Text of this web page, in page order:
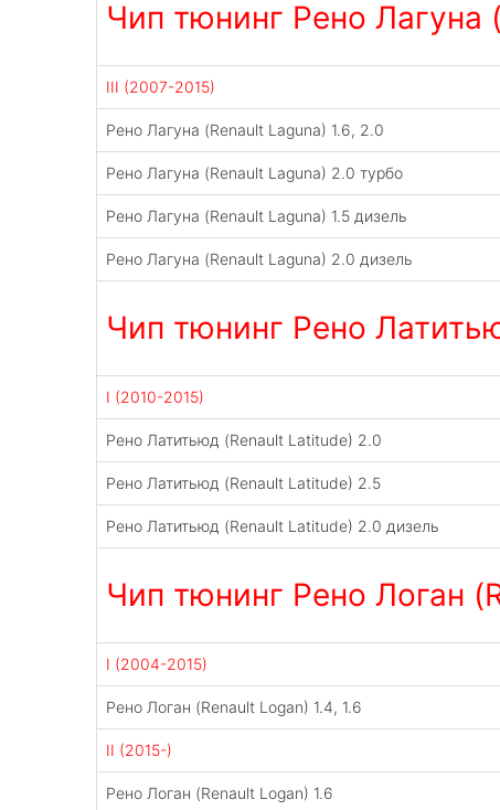
Чип тюнинг Рено Лагуна
III (2007-2015)
Рено Лагуна (Renault Laguna) 1.6, 2.0
Рено Лагуна (Renault Laguna) 2.0 турбо
Рено Лагуна (Renault Laguna) 1.5 дизель
Рено Лагуна (Renault Laguna) 2.0 дизель
Чип тюнинг Рено
I (2010-2015)
Рено Латитьюд (Renault Latitude) 2.0
Рено Латитьюд (Renault Latitude) 2.5
Рено Латитьюд (Renault Latitude) 2.0 дизель
Чип тюнинг Рено Логан
I (2004-2015)
Рено Логан (Renault Logan) 1.4, 1.6
II (2015-)
Рено Логан (Renault Logan) 1.6